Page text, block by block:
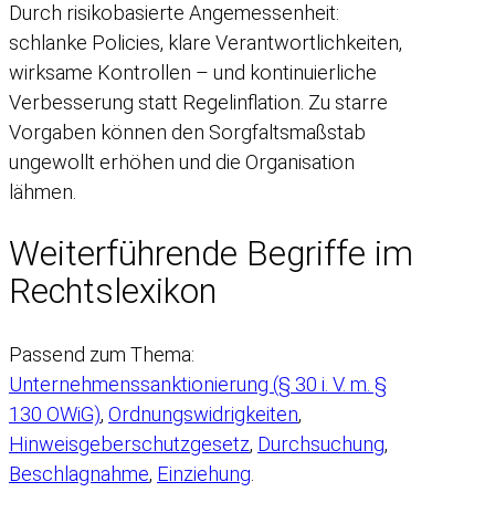
Durch risikobasierte Angemessenheit:
schlanke Policies, klare Verantwortlichkeiten,
wirksame Kontrollen – und kontinuierliche
Verbesserung statt Regelinflation. Zu starre
Vorgaben können den Sorgfaltsmaßstab
ungewollt erhöhen und die Organisation
lähmen.
Weiterführende Begriffe im
Rechtslexikon
Passend zum Thema:
Unternehmenssanktionierung (§ 30 i. V. m. §
130 OWiG), Ordnungswidrigkeiten,
Hinweisgeberschutzgesetz, Durchsuchung,
Beschlagnahme, Einziehung